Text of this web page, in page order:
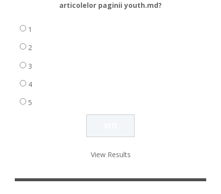
articolelor paginii youth.md?
1
2
3
4
5
View Results